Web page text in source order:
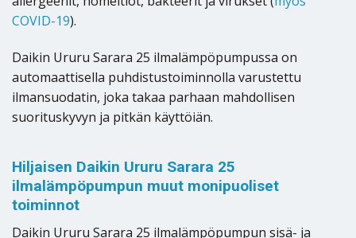
COVID-19).
Daikin Ururu Sarara 25 ilmalämpöpumpussa on
automaattisella puhdistustoiminnolla varustettu
ilmansuodatin, joka takaa parhaan mahdollisen
suorituskyvyn ja pitkän käyttöiän.
Hiljaisen Daikin Ururu Sarara 25
ilmalämpöpumpun muut monipuoliset
toiminnot
Daikin Ururu Sarara 25 ilmalämpöpumpun sisä- ja